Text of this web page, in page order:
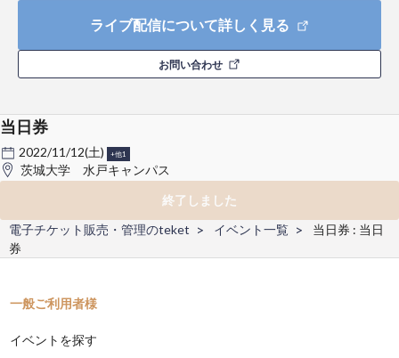
ライブ配信について詳しく見る
お問い合わせ
当日券
2022/11/12(土) +他1
茨城大学 水戸キャンパス
終了しました
電子チケット販売・管理のteket
イベント一覧
当日券 : 当日
券
一般ご利用者様
イベントを探す